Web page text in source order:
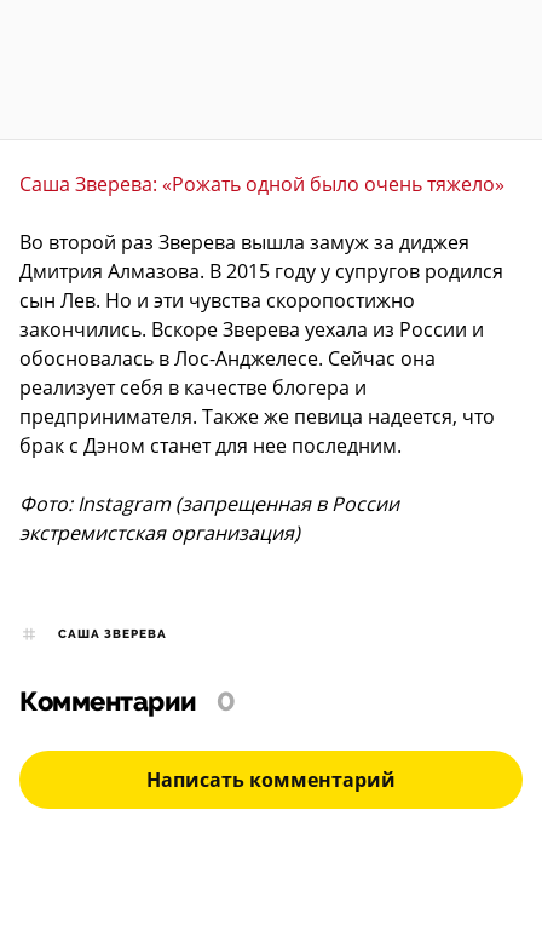
Саша Зверева: «Рожать одной было очень тяжело»
Во второй раз Зверева вышла замуж за диджея
Дмитрия Алмазова. В 2015 году у супругов родился
сын Лев. Но и эти чувства скоропостижно
закончились. Вскоре Зверева уехала из России и
обосновалась в Лос-Анджелесе. Сейчас она
реализует себя в качестве блогера и
предпринимателя. Также же певица надеется, что
брак с Дэном станет для нее последним.
Фото: Instagram (запрещенная в России
экстремистская организация)
САША ЗВЕРЕВА
Комментарии 0
Написать комментарий